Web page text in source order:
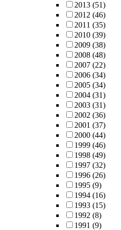
2013 (51)
2012 (46)
2011 (35)
2010 (39)
2009 (38)
2008 (48)
2007 (22)
2006 (34)
2005 (34)
2004 (31)
2003 (31)
2002 (36)
2001 (37)
2000 (44)
1999 (46)
1998 (49)
1997 (32)
1996 (26)
1995 (9)
1994 (16)
1993 (15)
1992 (8)
1991 (9)